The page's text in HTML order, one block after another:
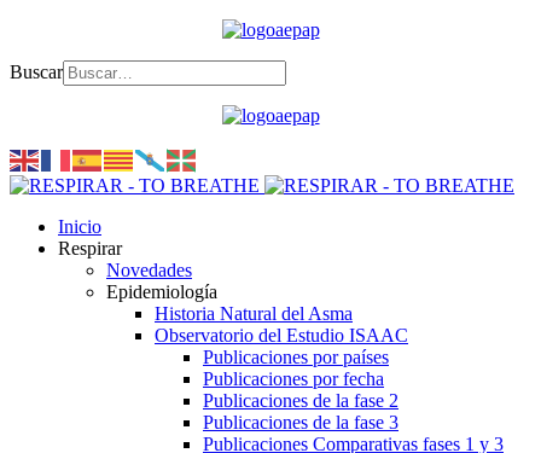
Buscar
Inicio
Respirar
Novedades
Epidemiología
Historia Natural del Asma
Observatorio del Estudio ISAAC
Publicaciones por países
Publicaciones por fecha
Publicaciones de la fase 2
Publicaciones de la fase 3
Publicaciones Comparativas fases 1 y 3